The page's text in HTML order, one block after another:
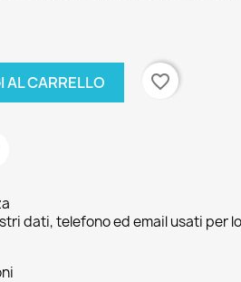
AL CARRELLO favorite_border
dati, telefono ed email usati per